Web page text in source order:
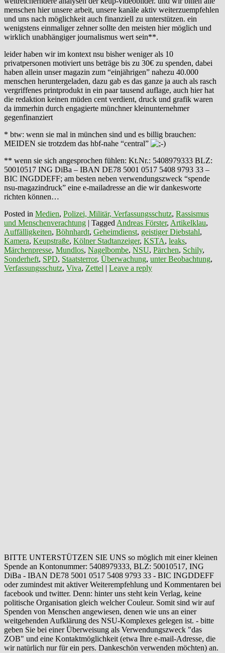
menschen hier unsere arbeit, unsere kanäle aktiv weiterzuempfehlen
und uns nach möglichkeit auch finanziell zu unterstützen. ein
wenigstens einmaliger zehner sollte den meisten hier möglich und
wirklich unabhängiger journalismus wert sein**.
leider haben wir im kontext nsu bisher weniger als 10
privatpersonen motiviert uns beträge bis zu 30€ zu spenden, dabei
haben allein unser magazin zum “einjährigen” nahezu 40.000
menschen heruntergeladen, dazu gab es das ganze ja auch als rasch
vergriffenes printprodukt in ein paar tausend auflage, auch hier hat
die redaktion keinen müden cent verdient, druck und grafik waren
da immerhin durch engagierte münchner kleinunternehmer
gegenfinanziert
* btw: wenn sie mal in münchen sind und es billig brauchen:
MEIDEN sie trotzdem das hbf-nahe “central”
** wenn sie sich angesprochen fühlen: Kt.Nr.: 5408979333 BLZ:
50010517 ING DiBa – IBAN DE78 5001 0517 5408 9793 33 –
BIC INGDDEFF; am besten neben verwendungszweck “spende
nsu-magazindruck” eine e-mailadresse an die wir dankesworte
richten können…
Posted in Medien, Polizei, Militär, Verfassungsschutz, Rassismus
und Menschenverachtung | Tagged Andreas Förster, Artikelklau,
Auffälligkeiten, Böhnhardt, Geheimdienst, geistiger Diebstahl,
Kamera, Keupstraße, Kölner Stadtanzeiger, KSTA, leaks,
Märchenpresse, Mundlos, Nagelbombe, NSU, Pärchen, Schily,
Sonderheft, SPD, Staatsterror, Überwachung, unter Beobachtung,
Verfassungsschutz, Viva, Zettel | Leave a reply
BITTE UNTERSTÜTZEN SIE UNS so möglich mit einer kleinen
Spende an Kontonummer: 5408979333, BLZ: 50010517, ING
DiBa - IBAN DE78 5001 0517 5408 9793 33 - BIC INGDDEFF
oder zumindest mit aktiver Weiterempfehlung und Kommentaren bei
facebook und twitter. Denn: hinter uns steht kein Verlag, keine
politische Organisation gleich welcher Couleur. Somit sind wir auf
Spenden von Menschen angewiesen, denen wie uns an einer
weitgehenden Aufklärung des NSU-Komplexes gelegen ist. - bitte
geben Sie bei einer Überweisung als Verwendungszweck "das
ZOB" und eine Kontaktmöglichkeit (etwa Ihre e-mail-Adresse, die
wir natürlich nur für ein pers. Dankeschön verwenden möchten) an.